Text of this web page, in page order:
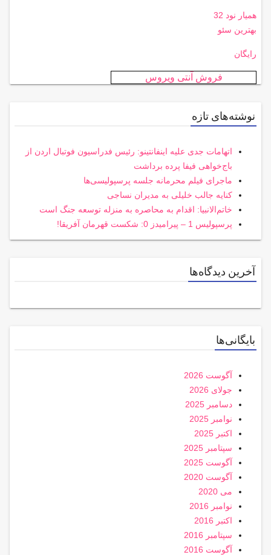
همیار نود 32
بهترین سئو
رایگان
فروش آنتی ویروس
نوشته‌های تازه
اتهامات جدی علیه اینفانتینو: رئیس فدراسیون فوتبال اردن از
باج‌خواهی فیفا پرده برداشت
ماجرای فیلم محرمانه جلسه پرسپولیسی‌ها
کنایه جالب خلیلی به مدیران نساجی
خاتم‌الانبیا: اقدام به محاصره به منزله توسعه جنگ است
پرسپولیس 1 – پیرامیدز 0: شکست قهرمان آفریقا!
آخرین دیدگاه‌ها
بایگانی‌ها
آگوست 2026
جولای 2026
دسامبر 2025
نوامبر 2025
اکتبر 2025
سپتامبر 2025
آگوست 2025
آگوست 2020
می 2020
نوامبر 2016
اکتبر 2016
سپتامبر 2016
آگوست 2016